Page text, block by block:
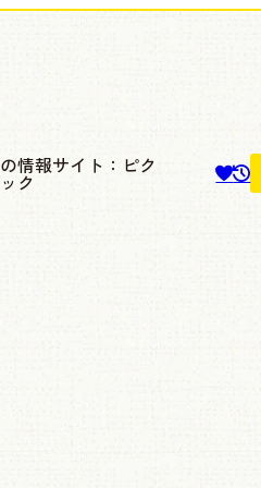
情報サイト：ピク
ク